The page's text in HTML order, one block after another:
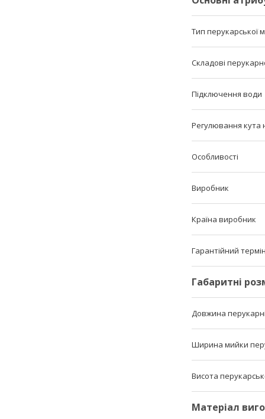
Тип перукарської
Складові
Підключення води
Регулювання кута
Особливості
Виробник
Країна виробник
Гарантійний термін
Габаритні
Довжина
Ширина мийки
Висота
Матеріал